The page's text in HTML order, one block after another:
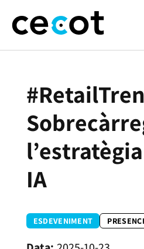
IA
ESDEVENIMENT